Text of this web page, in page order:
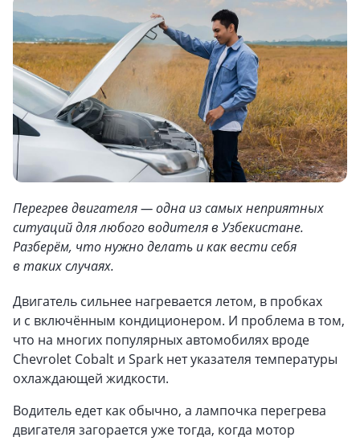
Перегрев двигателя — одна из самых неприятных
ситуаций для любого водителя в Узбекистане.
Разберём, что нужно делать и как вести себя
в таких случаях.
Двигатель сильнее нагревается летом, в пробках
и с включённым кондиционером. И проблема в том,
что на многих популярных автомобилях вроде
Chevrolet Cobalt и Spark нет указателя температуры
охлаждающей жидкости.
Водитель едет как обычно, а лампочка перегрева
двигателя загорается уже тогда, когда мотор